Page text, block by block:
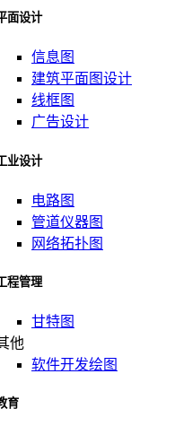
面设计
信息图
建筑平面图设计
线框图
广告设计
业设计
电路图
管道仪器图
网络拓扑图
程管理
甘特图
他
软件开发绘图
育